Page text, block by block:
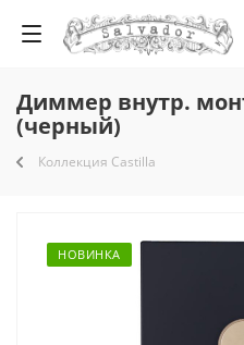
Диммер внутр.
(черный)
Коллекция Castilla
НОВИНКА